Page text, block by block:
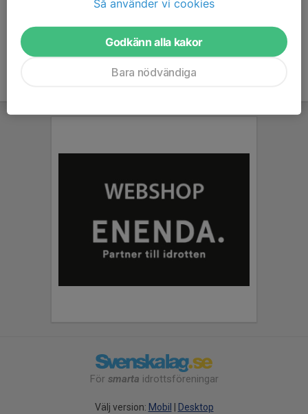
Uppdaterad i text och layout
Se länk ovan för rådande "Tumbamodellen 2026"
För smarta idrottsföreningar
Välj version: Mobil Desktop
Så använder vi cookies
Godkänn alla kakor
Bara nödvändiga